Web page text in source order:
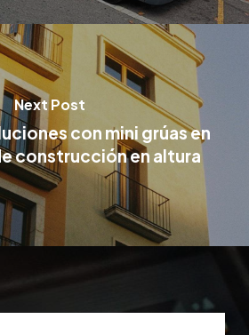
Next Post
con mini grúas en
construcción en altura